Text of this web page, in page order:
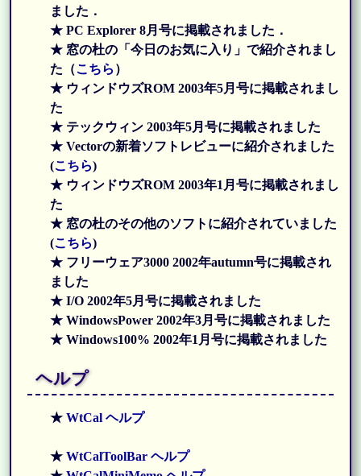
ました．
★ PC Explorer 8月号に掲載されました．
★ 窓の杜の「今日のお気に入り」で紹介されまし
た（こちら ）
★ ウィンドウズROM 2003年5月号に掲載されまし
た
★ テックウィン 2003年5月号に掲載されました
★ Vectorの新着ソフトレビューに紹介されました
(こちら)
★ ウィンドウズROM 2003年1月号に掲載されまし
た
★ 窓の杜のその他のソフトに紹介されていました
(こちら)
★ フリーウェア3000 2002年autumn号に掲載され
ました
★ I/O 2002年5月号に掲載されました
★ WindowsPower 2002年3月号に掲載されました
★ Windows100% 2002年1月号に掲載されました
ヘルプ
★ WtCal ヘルプ
★ WtCalToolBar ヘルプ